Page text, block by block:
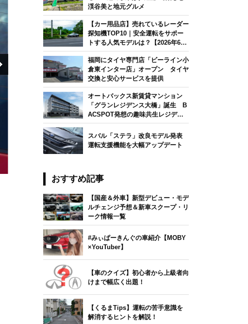
©︎beeboys/stock.adobe.com
渓谷美と地元グルメ
【カー用品店】売れているレーダー
探知機TOP10｜安全運転をサポー
トする人気モデルは？【2026年6月
版】
福岡にタイヤ専門店「ビーライン小
倉東インター店」オープン タイヤ
交換と安心サービスを提供
オートバックス新賃貸マンション
「グランレジデンス大橋」誕生 B
ACSPOT発想の趣味共生レジデン
ス
スバル「ステラ」改良モデル発表
運転支援機能を大幅アップデート
おすすめ記事
【国産＆外車】新型デビュー・モデ
ルチェンジ予想＆新車スクープ・リ
ーク情報一覧
#みぃぱーきんぐの車紹介【MOBY
×YouTuber】
【車のクイズ】初心者から上級者向
けまで幅広く出題！
【くるまTips】運転の苦手意識を
解消するヒントを解説！